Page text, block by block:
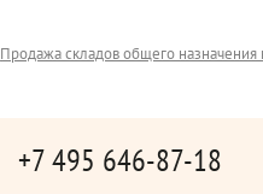
Продажа складов общего назначения
+7 495 646-87-18